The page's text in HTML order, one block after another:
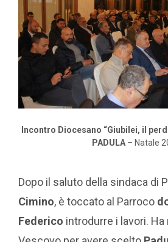
Incontro Diocesano “Giubilei, il
PADULA – Natale
Dopo il saluto della sindaca di
Cimino, è toccato al Parroco
Federico introdurre i lavori.